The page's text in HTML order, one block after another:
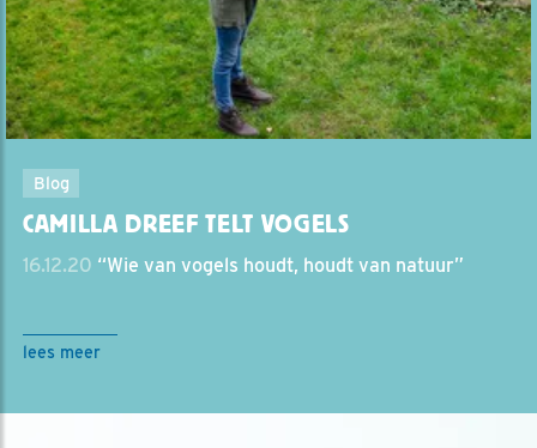
Blog
CAMILLA DREEF TELT VOGELS
16.12.20 “Wie van vogels houdt, houdt van natuur”
lees meer